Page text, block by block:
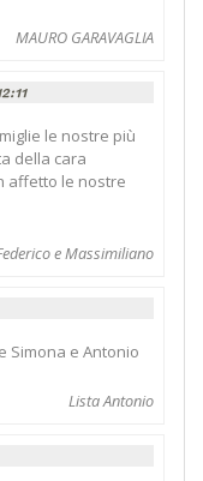
MAURO GARAVAGLIA
le nostre più
della cara
affetto le nostre
e Massimiliano
Simona e Antonio
Lista Antonio